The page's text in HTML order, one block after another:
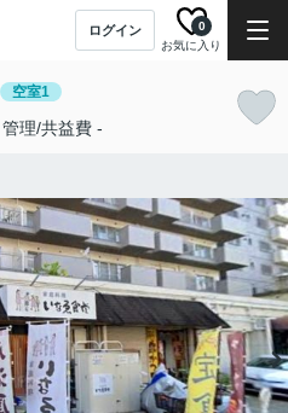
ログイン
お気に入り
0
空室1
管理/共益費 -